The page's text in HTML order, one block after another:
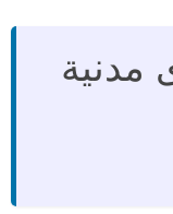
مدنية